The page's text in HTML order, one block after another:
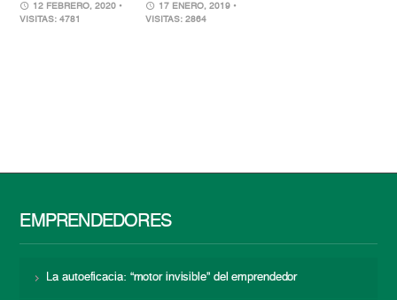
12 FEBRERO, 2020 •
VISITAS: 4781
17 ENERO, 2019 •
VISITAS: 2864
EMPRENDEDORES
La autoeficacia: “motor invisible” del emprendedor